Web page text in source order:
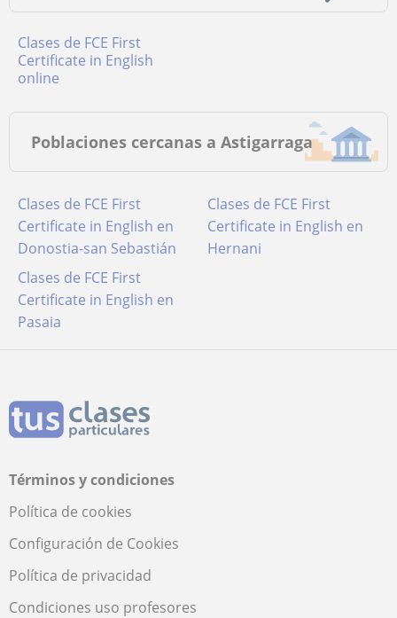
Clases de FCE First
Certificate in English
online
Poblaciones cercanas a Astigarraga
Clases de FCE First
Certificate in English en
Donostia-san Sebastián
Clases de FCE First
Certificate in English en
Hernani
Clases de FCE First
Certificate in English en
Pasaia
Términos y condiciones
Política de cookies
Configuración de Cookies
Política de privacidad
Condiciones uso profesores